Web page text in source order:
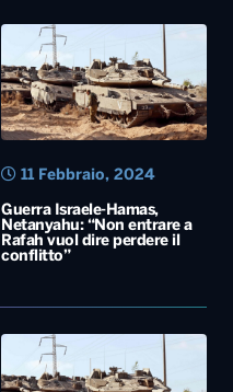
Guerra Israele-Hamas,
Netanyahu: “Non entrare a
Rafah vuol dire perdere il
conflitto”
11 Febbraio, 2024